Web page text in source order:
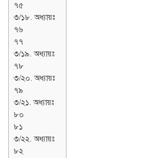
৭৫
৩/১৮. অধ্যায়ঃ
৭৬
৭৭
৩/১৯. অধ্যায়ঃ
৭৮
৩/২০. অধ্যায়ঃ
৭৯
৩/২১. অধ্যায়ঃ
৮০
৮১
৩/২২. অধ্যায়ঃ
৮২